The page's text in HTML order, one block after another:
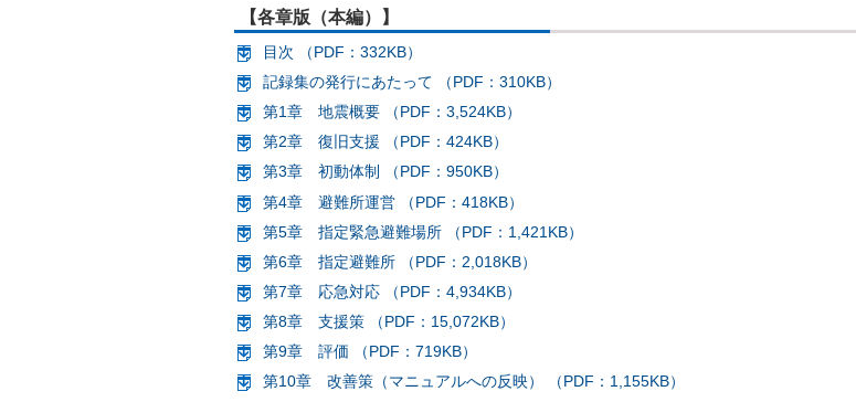
【各章版（本編）】
目次 （PDF：332KB）
記録集の発行にあたって （PDF：310KB）
第1章 地震概要 （PDF：3,524KB）
第2章 復旧支援 （PDF：424KB）
第3章 初動体制 （PDF：950KB）
第4章 避難所運営 （PDF：418KB）
第5章 指定緊急避難場所 （PDF：1,421KB）
第6章 指定避難所 （PDF：2,018KB）
第7章 応急対応 （PDF：4,934KB）
第8章 支援策 （PDF：15,072KB）
第9章 評価 （PDF：719KB）
第10章 改善策（マニュアルへの反映） （PDF：1,155KB）